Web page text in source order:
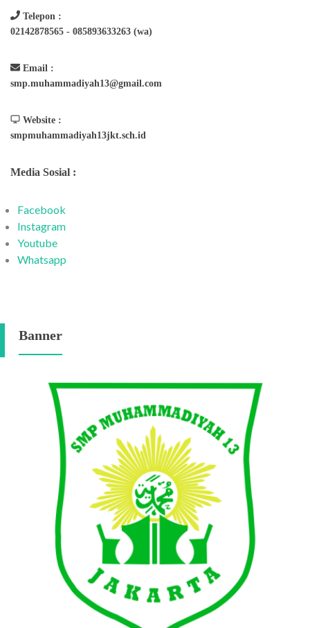
Telepon :
02142878565 - 085893633263 (wa)
Email :
smp.muhammadiyah13@gmail.com
Website :
smpmuhammadiyah13jkt.sch.id
Media Sosial :
Facebook
Instagram
Youtube
Whatsapp
Banner